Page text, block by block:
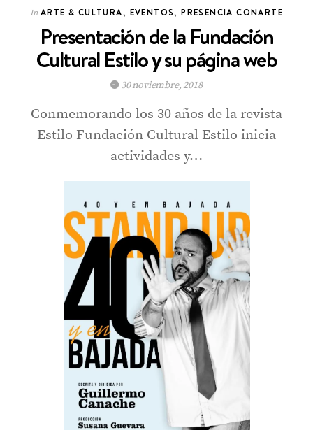
In ARTE & CULTURA, EVENTOS,PRESENCIA CONARTE
Presentación de la Fundación
Cultural Estilo y su página web
30 noviembre, 2018
Conmemorando los 30 años de la revista
Estilo Fundación Cultural Estilo inicia
actividades y…